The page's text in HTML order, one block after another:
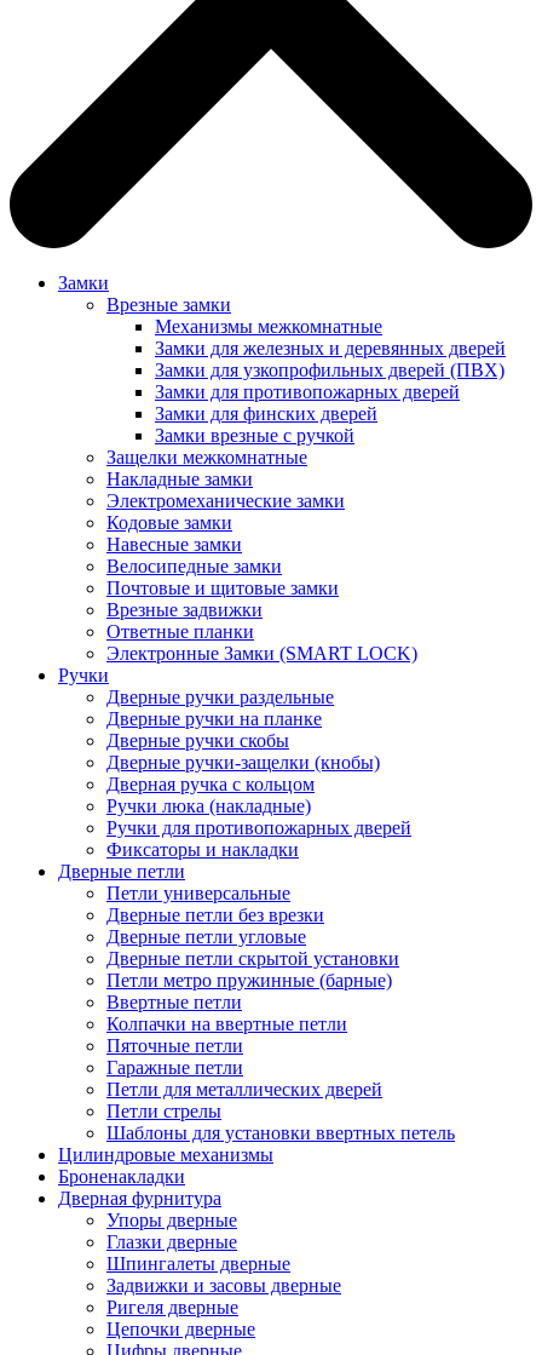
Замки
Врезные замки
Механизмы межкомнатные
Замки для железных и деревянных дверей
Замки для узкопрофильных дверей (ПВХ)
Замки для противопожарных дверей
Замки для финских дверей
Замки врезные с ручкой
Защелки межкомнатные
Накладные замки
Электромеханические замки
Кодовые замки
Навесные замки
Велосипедные замки
Почтовые и щитовые замки
Врезные задвижки
Ответные планки
Электронные Замки (SMART LOCK)
Ручки
Дверные ручки раздельные
Дверные ручки на планке
Дверные ручки скобы
Дверные ручки-защелки (кнобы)
Дверная ручка с кольцом
Ручки люка (накладные)
Ручки для противопожарных дверей
Фиксаторы и накладки
Дверные петли
Петли универсальные
Дверные петли без врезки
Дверные петли угловые
Дверные петли скрытой установки
Петли метро пружинные (барные)
Ввертные петли
Колпачки на ввертные петли
Пяточные петли
Гаражные петли
Петли для металлических дверей
Петли стрелы
Шаблоны для установки ввертных петель
Цилиндровые механизмы
Броненакладки
Дверная фурнитура
Упоры дверные
Глазки дверные
Шпингалеты дверные
Задвижки и засовы дверные
Ригеля дверные
Цепочки дверные
Цифры дверные